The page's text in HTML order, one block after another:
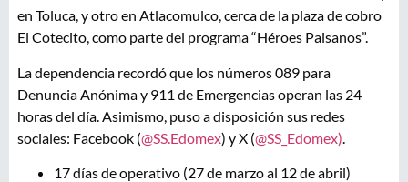
en Toluca, y otro en Atlacomulco, cerca de la plaza de cobro
El Cotecito, como parte del programa “Héroes Paisanos”.
La dependencia recordó que los números 089 para
Denuncia Anónima y 911 de Emergencias operan las 24
horas del día. Asimismo, puso a disposición sus redes
sociales: Facebook (@SS.Edomex) y X (@SS_Edomex)
17 días de operativo (27 de marzo al 12 de abril)